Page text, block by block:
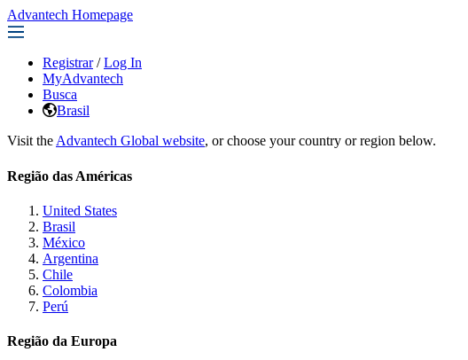
Advantech Homepage
Registrar / Log In
MyAdvantech
Busca
Brasil
Visit the Advantech Global website, or choose your country or region below.
Região das Américas
United States
Brasil
México
Argentina
Chile
Colombia
Perú
Região da Europa